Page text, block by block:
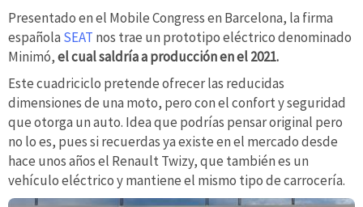
Presentado en el Mobile Congress en Barcelona, la firma
española SEAT nos trae un prototipo eléctrico denominado
Minimó,el cual saldría a producción en el 2021.
Este cuadriciclo pretende ofrecer las reducidas
dimensiones de una moto, pero con el confort y seguridad
que otorga un auto. Idea que podrías pensar original pero
no lo es, pues si recuerdas ya existe en el mercado desde
hace unos años el Renault Twizy, que también es un
vehículo eléctrico y mantiene el mismo tipo de carrocería.